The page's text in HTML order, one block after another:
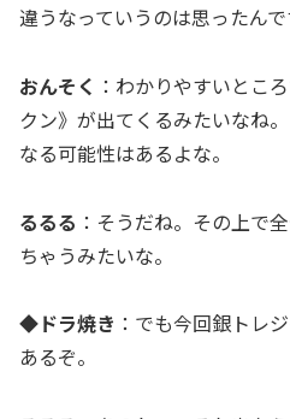
違うなっていうのは思ったんで
おんそく ：わかりやすいとこ
クン》が出てくるみたいなね
なる可能性はあるよな。
るるる ：そうだね。その上で
ちゃうみたいな。
◆ドラ焼き ：でも今回銀トレ
あるぞ。